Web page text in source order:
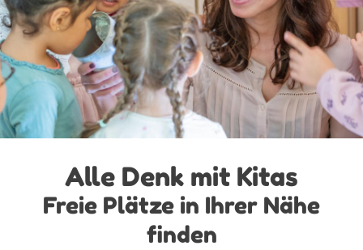
Alle Denk mit Kitas
Freie Plätze in Ihrer Nähe
finden